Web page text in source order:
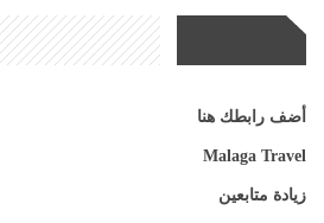
أضف رابطك هنا
Malaga Travel
زيادة متابعين